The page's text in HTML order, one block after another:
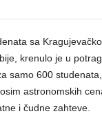
sa
krenulo je u
samo 600
astronomskih
i čudne zahteve.